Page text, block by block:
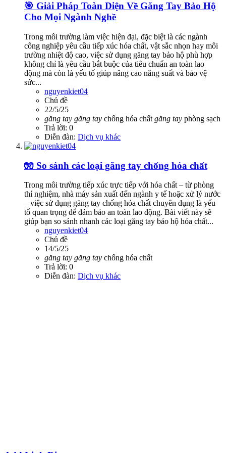
🎯 Giải Pháp Toàn Diện Về Găng Tay Bảo Hộ
Cho Mọi Ngành Nghề
Trong môi trường làm việc hiện đại, đặc biệt là các ngành
công nghiệp yêu cầu tiếp xúc hóa chất, vật sắc nhọn hay môi
trường nhiệt độ cao, việc sử dụng găng tay bảo hộ phù hợp
không chỉ là yêu cầu bắt buộc của tiêu chuẩn an toàn lao
động mà còn là yếu tố giúp nâng cao năng suất và bảo vệ
sức...
nguyenkiet04
Chủ đề
22/5/25
găng tay găng tay chống hóa chất găng tay phòng sạch
Trả lời: 0
Diễn đàn: Dịch vụ khác
🧤 So sánh các loại găng tay chống hóa chất
Trong môi trường tiếp xúc trực tiếp với hóa chất – từ phòng
thí nghiệm, nhà máy sản xuất đến ngành y tế hoặc xử lý nước
– việc sử dụng găng tay chống hóa chất chuyên dụng là yếu
tố quan trọng để đảm bảo an toàn lao động. Bài viết này sẽ
giúp bạn so sánh nhanh các loại găng tay bảo hộ hóa chất...
nguyenkiet04
Chủ đề
14/5/25
găng tay găng tay chống hóa chất
Trả lời: 0
Diễn đàn: Dịch vụ khác